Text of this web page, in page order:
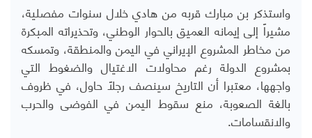
واستذكر بن مبارك قربه من هادي خلال سنوات مفصلية،
مشيراً إلى إيمانه العميق بالحوار الوطني، وتحذيراته المبكرة
من مخاطر المشروع الإيراني في اليمن والمنطقة، وتمسكه
بمشروع الدولة رغم محاولات الاغتيال والضغوط التي
واجهها، معتبرا أن التاريخ سينصف رجلاً حاول، في ظروف
بالغة الصعوبة، منع سقوط اليمن في الفوضى والحرب
والانقسامات.